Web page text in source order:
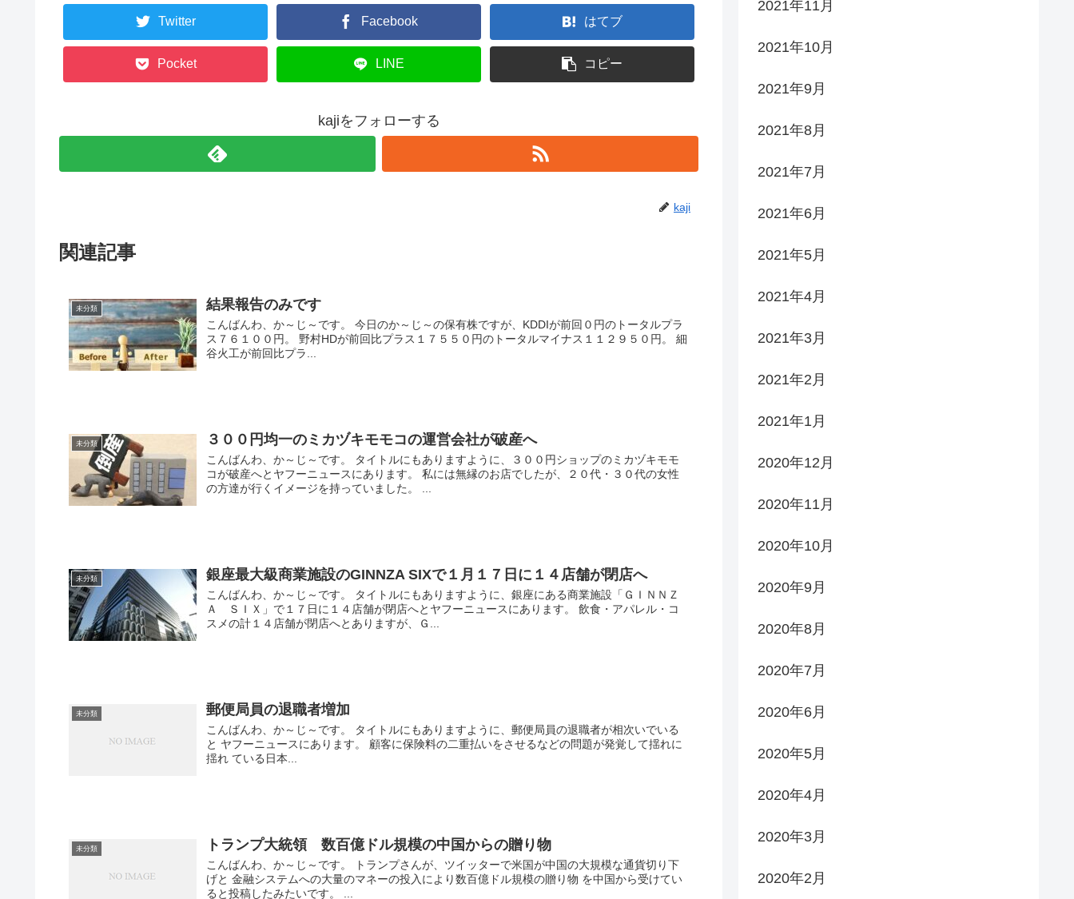
Twitter Facebook はてブ
Pocket LINE コピー
kajiをフォローする
kaji
関連記事
未分類 結果報告のみです
こんばんわ、か～じ～です。 今日のか～じ～の保有株ですが、KDDIが前回０円のトータルプラ
ス７６１００円。 野村HDが前回比プラス１７５５０円のトータルマイナス１１２９５０円。 細
谷火工が前回比プラ...
未分類 ３００円均一のミカヅキモモコの運営会社が破産へ
こんばんわ、か～じ～です。 タイトルにもありますように、３００円ショップのミカヅキモモ
コが破産へとヤフーニュースにあります。 私には無縁のお店でしたが、２０代・３０代の女性
の方達が行くイメージを持っていました。 ...
未分類 銀座最大級商業施設のGINNZA SIXで１月１７日に１４店舗が閉店へ
こんばんわ、か～じ～です。 タイトルにもありますように、銀座にある商業施設「ＧＩＮＮＺ
Ａ ＳＩＸ」で１７日に１４店舗が閉店へとヤフーニュースにあります。 飲食・アパレル・コ
スメの計１４店舗が閉店へとありますが、Ｇ...
未分類 郵便局員の退職者増加
こんばんわ、か～じ～です。 タイトルにもありますように、郵便局員の退職者が相次いでいる
と ヤフーニュースにあります。 顧客に保険料の二重払いをさせるなどの問題が発覚して揺れに
揺れ ている日本...
未分類 トランプ大統領 数百億ドル規模の中国からの贈り物
こんばんわ、か～じ～です。 トランプさんが、ツイッターで米国が中国の大規模な通貨切り下
げと 金融システムへの大量のマネーの投入により数百億ドル規模の贈り物 を中国から受けてい
ると投稿したみたいです。 ...
2021年11月
2021年10月
2021年9月
2021年8月
2021年7月
2021年6月
2021年5月
2021年4月
2021年3月
2021年2月
2021年1月
2020年12月
2020年11月
2020年10月
2020年9月
2020年8月
2020年7月
2020年6月
2020年5月
2020年4月
2020年3月
2020年2月